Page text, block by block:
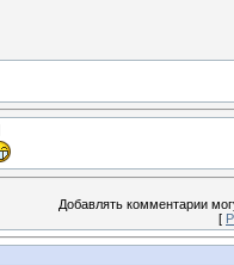
Добавлять комментарии
[